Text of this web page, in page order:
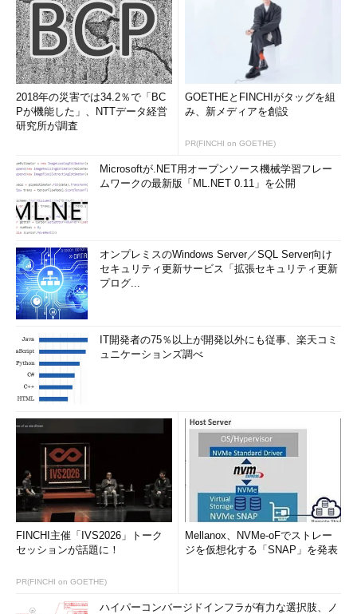
2018年の災害では34.2％で「BC
Pが機能した」、NTTデータ経営
研究所が調査
GOETHEとFINCHIがタッグを組
み、新メディアを創設
PR(FINCHI on GOETHE)
Microsoftが.NET用オープンソース機械学習フレー
ムワークの最新版「ML.NET 0.11」を公開
オンプレミスのWindows Server／SQL Server向け
セキュリティ更新サービス「拡張セキュリティ更新
プログ...
IT開発者の75％以上が開発以外にも従事、楽天コミ
ュニケーションズ調べ
FINCHI主催「IVS2026」トーク
セッションが話題に！
PR(FINCHI on GOETHE)
Mellanox、NVMe-oFでストレー
ジを仮想化する「SNAP」を発表
ハイパーコンバージドインフラが有力な選択肢、ノ